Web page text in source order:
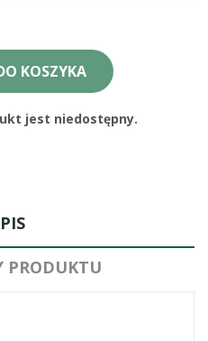
KOSZYKA
jest niedostępny.
PRODUKTU